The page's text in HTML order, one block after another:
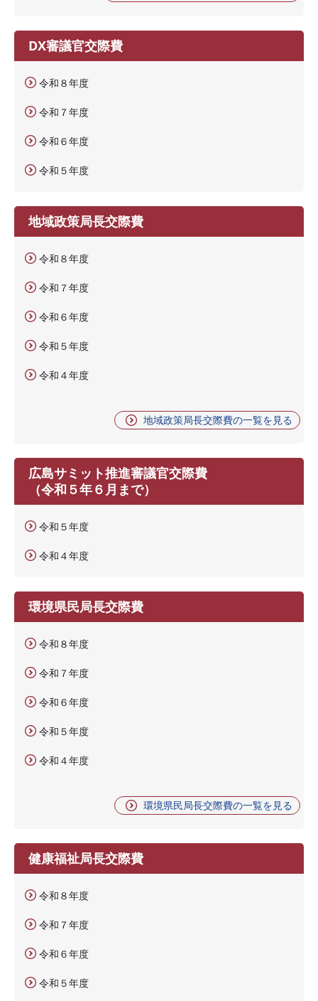
DX審議官交際費
令和８年度
令和７年度
令和６年度
令和５年度
地域政策局長交際費
令和８年度
令和７年度
令和６年度
令和５年度
令和４年度
地域政策局長交際費の一覧を見る
広島サミット推進審議官交際費
（令和５年６月まで）
令和５年度
令和４年度
環境県民局長交際費
令和８年度
令和７年度
令和６年度
令和５年度
令和４年度
環境県民局長交際費の一覧を見る
健康福祉局長交際費
令和８年度
令和７年度
令和６年度
令和５年度